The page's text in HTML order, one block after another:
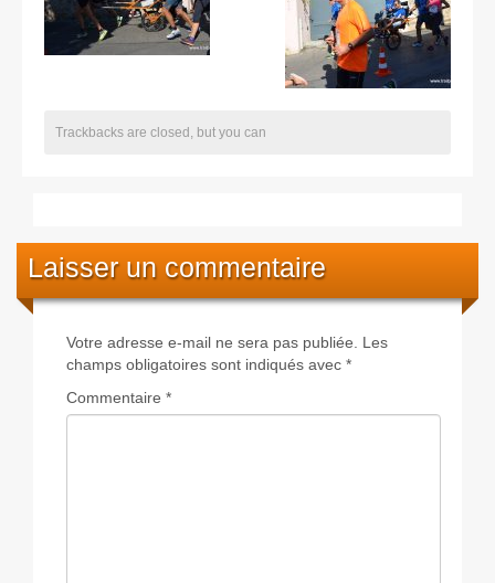
Trackbacks are closed, but you can
Laisser un commentaire
Votre adresse e-mail ne sera pas publiée. Les
champs obligatoires sont indiqués avec *
Commentaire *